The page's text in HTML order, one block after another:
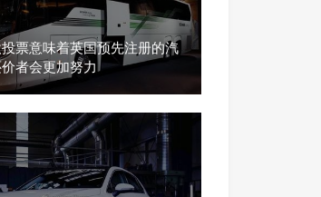
票意味着英国预先注册的汽
者会更加努力